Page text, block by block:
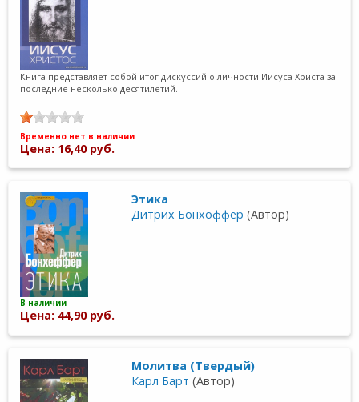
Книга представляет собой итог дискуссий о личности Иисуса Христа за
последние несколько десятилетий.
Временно нет в наличии
Цена: 16,40 руб.
Этика
Дитрих Бонхоффер (Автор)
В наличии
Цена: 44,90 руб.
Молитва (Твердый)
Карл Барт (Автор)